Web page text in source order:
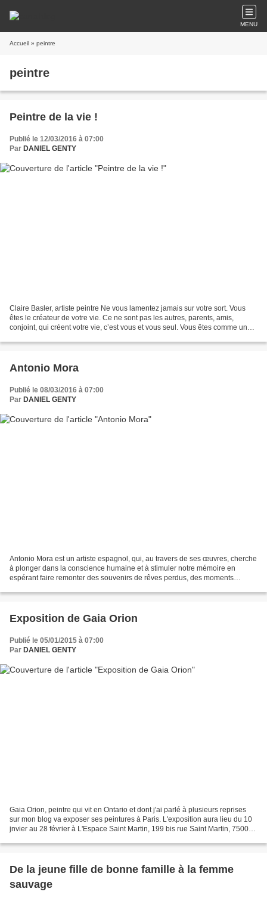
MENU
Accueil » peintre
peintre
Peintre de la vie !
Publié le 12/03/2016 à 07:00
Par DANIEL GENTY
Claire Basler, artiste peintre Ne vous lamentez jamais sur votre sort. Vous
êtes le créateur de votre vie. Ce ne sont pas les autres, parents, amis,
conjoint, qui créent votre vie, c’est vous et vous seul. Vous êtes comme un
Antonio Mora
Publié le 08/03/2016 à 07:00
Par DANIEL GENTY
Antonio Mora est un artiste espagnol, qui, au travers de ses œuvres, cherche
à plonger dans la conscience humaine et à stimuler notre mémoire en
espérant faire remonter des souvenirs de rêves perdus, des moments
Exposition de Gaia Orion
Publié le 05/01/2015 à 07:00
Par DANIEL GENTY
Gaia Orion, peintre qui vit en Ontario et dont j'ai parlé à plusieurs reprises
sur mon blog va exposer ses peintures à Paris. L'exposition aura lieu du 10
jnvier au 28 février à L'Espace Saint Martin, 199 bis rue Saint Martin, 75003
De la jeune fille de bonne famille à la femme
sauvage